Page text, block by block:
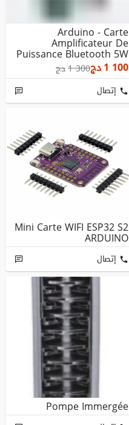
Arduino - Carte
Amplificateur De
Puissance Bluetooth 5W
X 2
1 100دج1 300دج
إتصال
Mini Carte WIFI ESP32 S2
ARDUINO
إتصال
Pompe Immergée